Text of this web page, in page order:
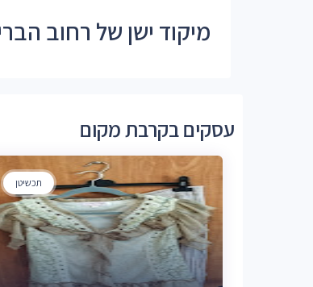
מיקוד ישן של רחוב
עסקים בקרבת מקום
תכשיטן